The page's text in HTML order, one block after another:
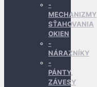
MECHANIZMY
SŤAHOVANIA
OKIEN
NÁRAZNÍKY
PÁNTY,
ZÁVESY